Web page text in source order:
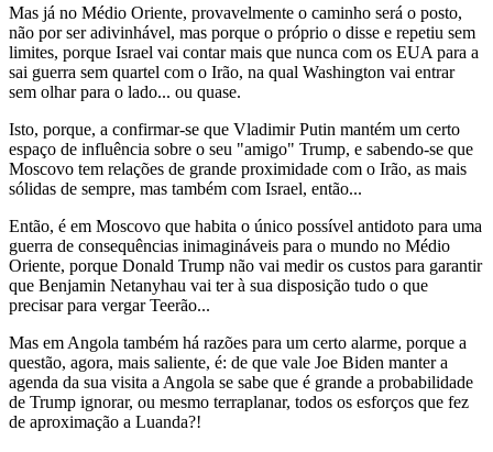
Mas já no Médio Oriente, provavelmente o caminho será o posto,
não por ser adivinhável, mas porque o próprio o disse e repetiu sem
limites, porque Israel vai contar mais que nunca com os EUA para a
sai guerra sem quartel com o Irão, na qual Washington vai entrar
sem olhar para o lado... ou quase.
Isto, porque, a confirmar-se que Vladimir Putin mantém um certo
espaço de influência sobre o seu "amigo" Trump, e sabendo-se que
Moscovo tem relações de grande proximidade com o Irão, as mais
sólidas de sempre, mas também com Israel, então...
Então, é em Moscovo que habita o único possível antidoto para uma
guerra de consequências inimagináveis para o mundo no Médio
Oriente, porque Donald Trump não vai medir os custos para garantir
que Benjamin Netanyhau vai ter à sua disposição tudo o que
precisar para vergar Teerão...
Mas em Angola também há razões para um certo alarme, porque a
questão, agora, mais saliente, é: de que vale Joe Biden manter a
agenda da sua visita a Angola se sabe que é grande a probabilidade
de Trump ignorar, ou mesmo terraplanar, todos os esforços que fez
de aproximação a Luanda?!